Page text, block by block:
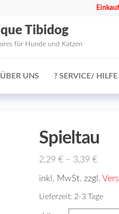
Tibidog
für Hunde und Katzen
ÜBER UNS ? SERVICE/ HILFE
Spieltau
2,29 € – 3,39 €
inkl. MwSt. zzgl.
Lieferzeit: 2-3 Tage